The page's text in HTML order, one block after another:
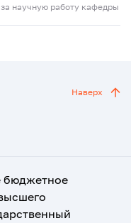
научную работу кафедры
Наверх
бюджетное